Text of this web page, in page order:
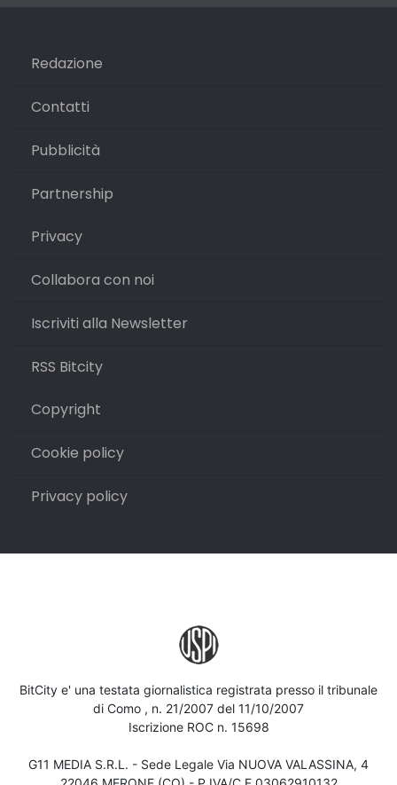
Redazione
Contatti
Pubblicità
Partnership
Privacy
Collabora con noi
Iscriviti alla Newsletter
RSS Bitcity
Copyright
Cookie policy
Privacy policy
BitCity e' una testata giornalistica registrata presso il tribunale
di Como , n. 21/2007 del 11/10/2007
Iscrizione ROC n. 15698
G11 MEDIA S.R.L. - Sede Legale Via NUOVA VALASSINA, 4